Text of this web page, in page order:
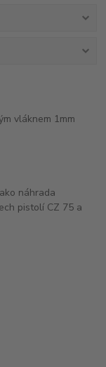
vláknem 1mm
náhrada
pistolí CZ 75 a